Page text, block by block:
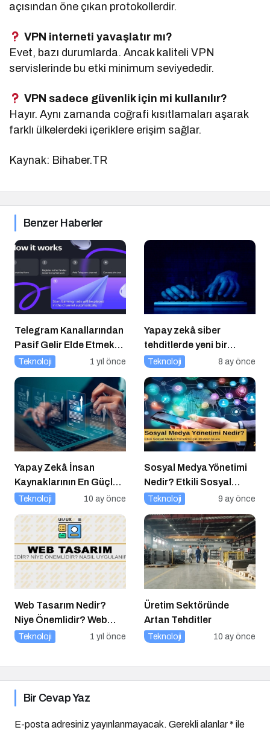
açısından öne çıkan protokollerdir.
VPN interneti yavaşlatır mı?
Evet, bazı durumlarda. Ancak kaliteli VPN
servislerinde bu etki minimum seviyededir.
VPN sadece güvenlik için mi kullanılır?
Hayır. Aynı zamanda coğrafi kısıtlamaları aşarak
farklı ülkelerdeki içeriklere erişim sağlar.
Kaynak: Bihaber.TR
Benzer Haberler
Telegram Kanallarından
Pasif Gelir Elde Etmek
Artık Mümkün
Teknoloji 1 yıl önce
Yapay zekâ siber
tehditlerde yeni bir
dönemi başlatıyor
Teknoloji 8 ay önce
Yapay Zekâ İnsan
Kaynaklarının En Güçlü
Stratejik Ortağına
Teknoloji 10 ay önce
Sosyal Medya Yönetimi
Nedir? Etkili Sosyal
Medya Yönetimi İçin 10
Teknoloji 9 ay önce
Web Tasarım Nedir?
Niye Önemlidir? Web
Tasarım Nasıl Yapılır?
Teknoloji 1 yıl önce
Üretim Sektöründe
Artan Tehditler
Teknoloji 10 ay önce
Bir Cevap Yaz
E-posta adresiniz yayınlanmayacak. Gerekli alanlar* ile